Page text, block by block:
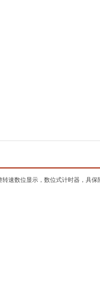
速数位显示，数位式计时器，具保